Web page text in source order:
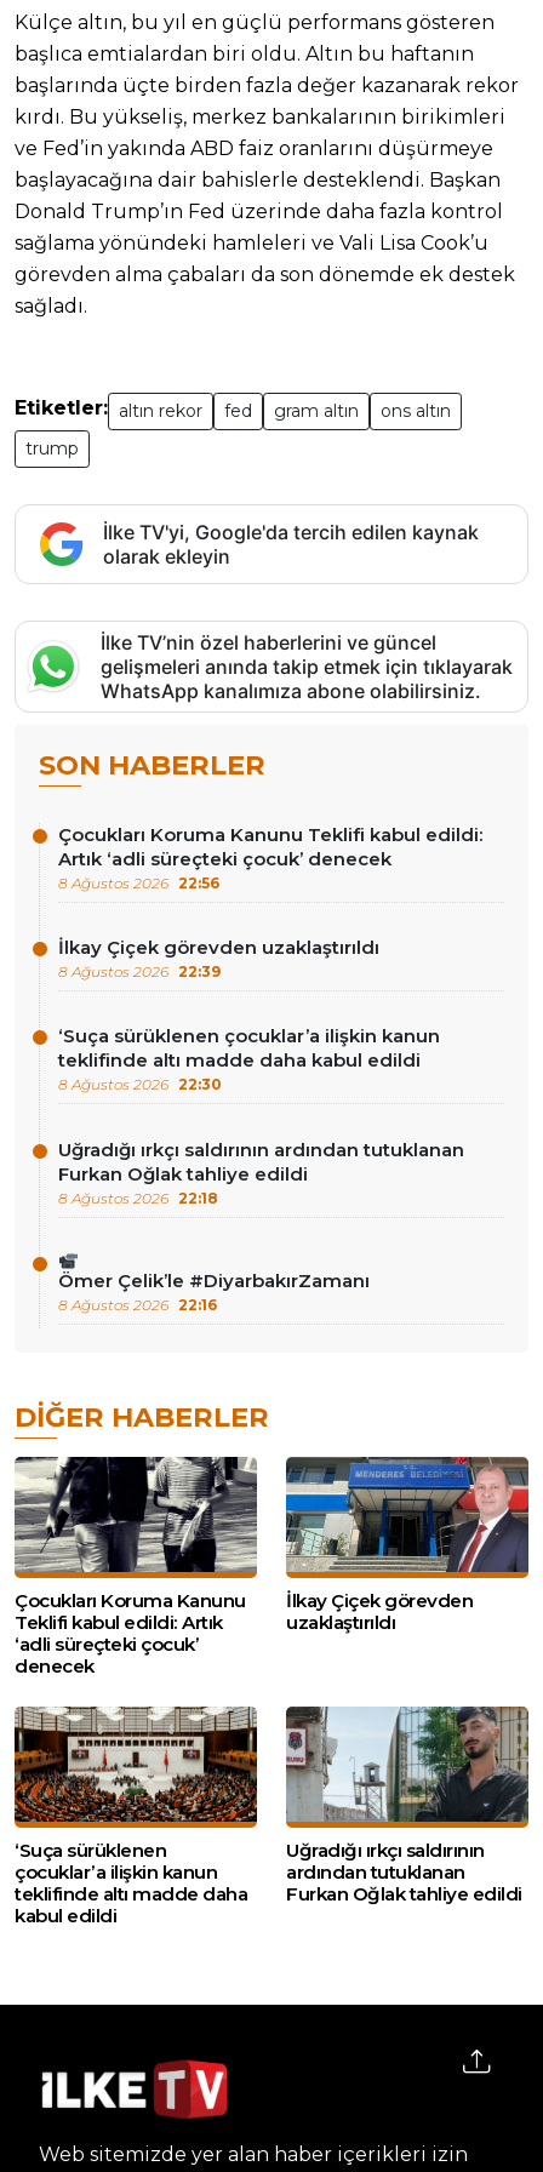
Külçe altın, bu yıl en güçlü performans gösteren
başlıca emtialardan biri oldu. Altın bu haftanın
başlarında üçte birden fazla değer kazanarak rekor
kırdı. Bu yükseliş, merkez bankalarının birikimleri
ve Fed’in yakında ABD faiz oranlarını düşürmeye
başlayacağına dair bahislerle desteklendi. Başkan
Donald Trump’ın Fed üzerinde daha fazla kontrol
sağlama yönündeki hamleleri ve Vali Lisa Cook’u
görevden alma çabaları da son dönemde ek destek
sağladı.
Etiketler: altın rekor fed gram altın
ons altın
trump
İlke TV'yi, Google'da tercih edilen kaynak
olarak ekleyin
İlke TV’nin özel haberlerini ve güncel
gelişmeleri anında takip etmek için tıklayarak
WhatsApp kanalımıza abone olabilirsiniz.
SON HABERLER
Çocukları Koruma Kanunu Teklifi kabul edildi:
Artık ‘adli süreçteki çocuk’ denecek
8 Ağustos 2026 22:56
İlkay Çiçek görevden uzaklaştırıldı
8 Ağustos 2026 22:39
‘Suça sürüklenen çocuklar’a ilişkin kanun
teklifinde altı madde daha kabul edildi
8 Ağustos 2026 22:30
Uğradığı ırkçı saldırının ardından tutuklanan
Furkan Oğlak tahliye edildi
8 Ağustos 2026 22:18
Ömer Çelik’le #DiyarbakırZamanı
8 Ağustos 2026 22:16
DIĞER HABERLER
Çocukları Koruma Kanunu
Teklifi kabul edildi: Artık
‘adli süreçteki çocuk’
denecek
İlkay Çiçek görevden
uzaklaştırıldı
‘Suça sürüklenen
çocuklar’a ilişkin kanun
teklifinde altı madde daha
kabul edildi
Uğradığı ırkçı saldırının
ardından tutuklanan
Furkan Oğlak tahliye edildi
Web sitemizde yer alan haber içerikleri izin